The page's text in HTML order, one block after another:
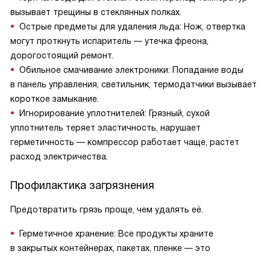
вызывает трещины в стеклянных полках.
Острые предметы для удаления льда: Нож, отвертка
могут проткнуть испаритель — утечка фреона,
дорогостоящий ремонт.
Обильное смачивание электроники: Попадание воды
в панель управления, светильник, термодатчики вызывает
короткое замыкание.
Игнорирование уплотнителей: Грязный, сухой
уплотнитель теряет эластичность, нарушает
герметичность — компрессор работает чаще, растет
расход электричества.
Профилактика загрязнения
Предотвратить грязь проще, чем удалять её.
Герметичное хранение: Все продукты храните
в закрытых контейнерах, пакетах, пленке — это